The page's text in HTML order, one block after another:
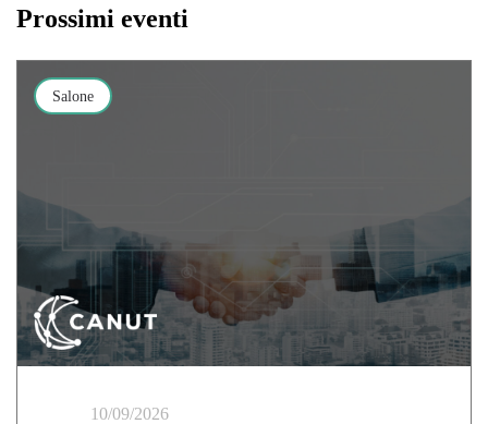
Prossimi eventi
Salone
10/09/2026